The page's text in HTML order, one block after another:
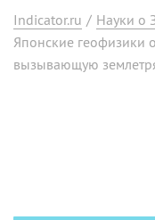
Indicator.ru / Науки о
Японские геофизики
вызывающую